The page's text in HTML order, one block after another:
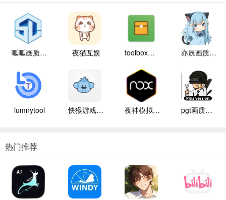
呱呱画质盒子 夜猫互娱 toolbox辅助器 亦辰画质大师
lumnytool 快猴游戏盒子 夜神模拟器手机版本 pgt画质助手120帧
热门推荐